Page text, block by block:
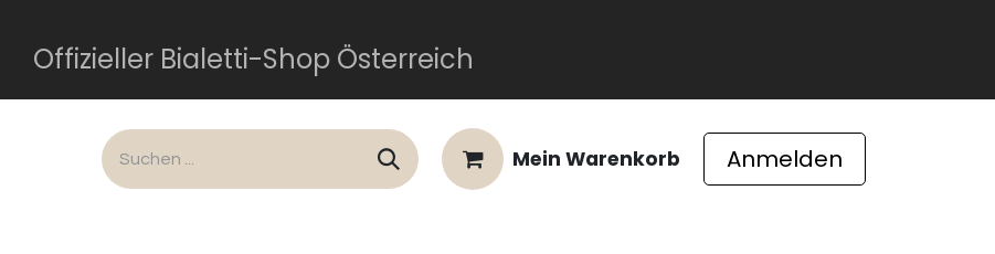
Offizieller Bialetti-Shop Österreich
Mein Warenkorb Anmelden